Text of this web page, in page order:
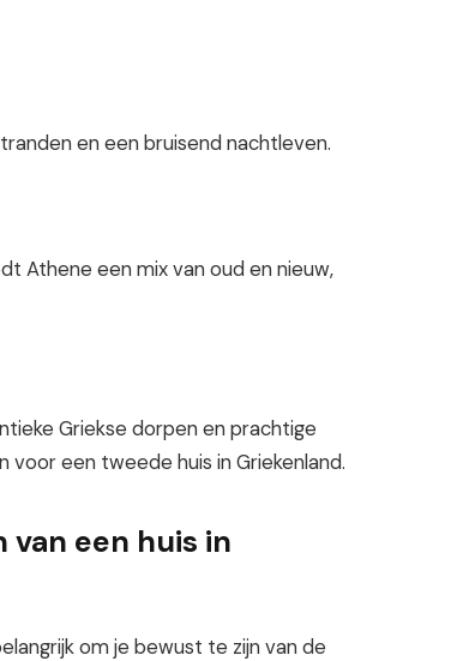
en een bruisend nachtleven.
Athene een mix van oud en nieuw,
Griekse dorpen en prachtige
voor een tweede huis in Griekenland.
een huis in
om je bewust te zijn van de